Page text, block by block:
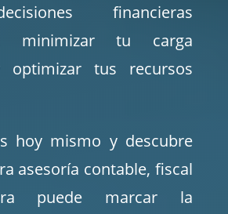
financieras
minimizar tu carga
optimizar tus recursos
hoy mismo y descubre
asesoría contable, fiscal
puede marcar la